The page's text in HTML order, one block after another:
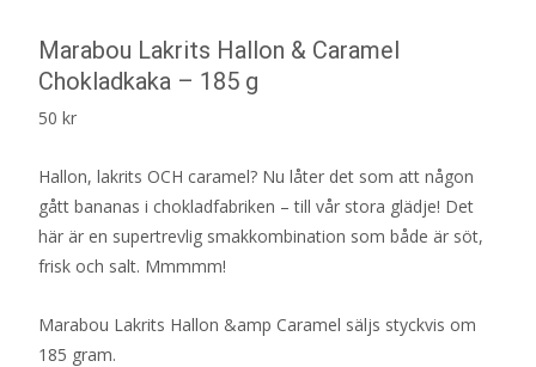
Marabou Lakrits Hallon & Caramel
Chokladkaka – 185 g
50 kr
Hallon, lakrits OCH caramel? Nu låter det som att någon
gått bananas i chokladfabriken – till vår stora glädje! Det
här är en supertrevlig smakkombination som både är söt,
frisk och salt. Mmmmm!
Marabou Lakrits Hallon &amp Caramel säljs styckvis om
185 gram.